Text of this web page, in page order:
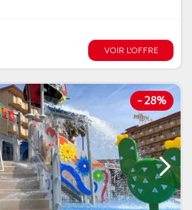
VOIR L'OFFRE
- 28%